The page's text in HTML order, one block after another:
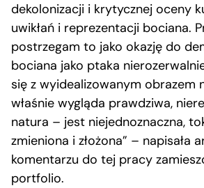
dekolonizacji i krytycznej oceny
uwikłań i reprezentacji bociana.
postrzegam to jako okazję do
bociana jako ptaka
się z wyidealizowanym obrazem
właśnie wygląda prawdziwa,
natura – jest niejednoznaczna,
zmieniona i złożona” – napisała
komentarzu do tej pracy
portfolio.